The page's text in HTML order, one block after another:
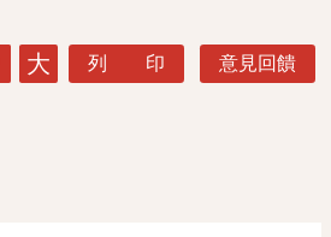
大 列 印 意見回饋